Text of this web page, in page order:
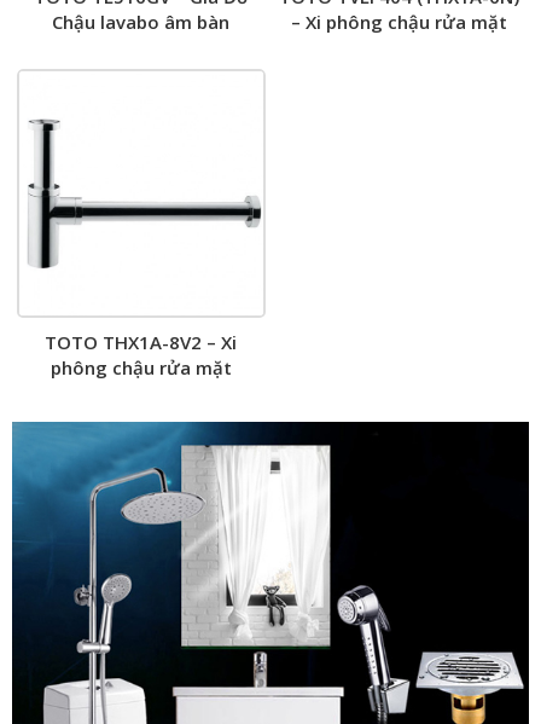
Chậu lavabo âm bàn
– Xi phông chậu rửa mặt
TOTO THX1A-8V2 – Xi
phông chậu rửa mặt